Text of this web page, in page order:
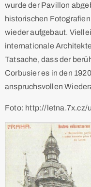
wurde der Pavillon
historischen
wieder aufgebaut.
internationale
Tatsache, dass der
Corbusier es in den
anspruchsvollen
Foto: http://letna.7x.cz/